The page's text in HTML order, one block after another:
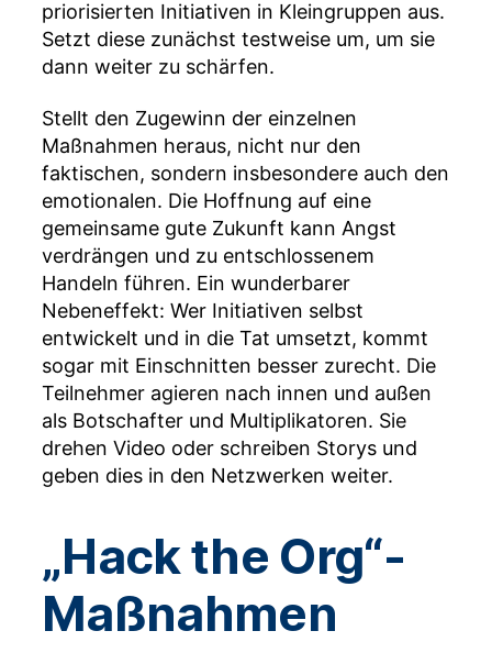
priorisierten Initiativen in Kleingruppen aus.
Setzt diese zunächst testweise um, um sie
dann weiter zu schärfen.
Stellt den Zugewinn der einzelnen
Maßnahmen heraus, nicht nur den
faktischen, sondern insbesondere auch den
emotionalen. Die Hoffnung auf eine
gemeinsame gute Zukunft kann Angst
verdrängen und zu entschlossenem
Handeln führen. Ein wunderbarer
Nebeneffekt: Wer Initiativen selbst
entwickelt und in die Tat umsetzt, kommt
sogar mit Einschnitten besser zurecht. Die
Teilnehmer agieren nach innen und außen
als Botschafter und Multiplikatoren. Sie
drehen Video oder schreiben Storys und
geben dies in den Netzwerken weiter.
„Hack the Org“-
Maßnahmen